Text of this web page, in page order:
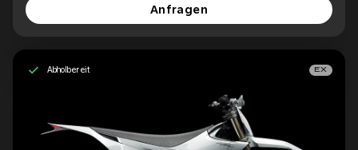
Anfragen
Abholbereit EX